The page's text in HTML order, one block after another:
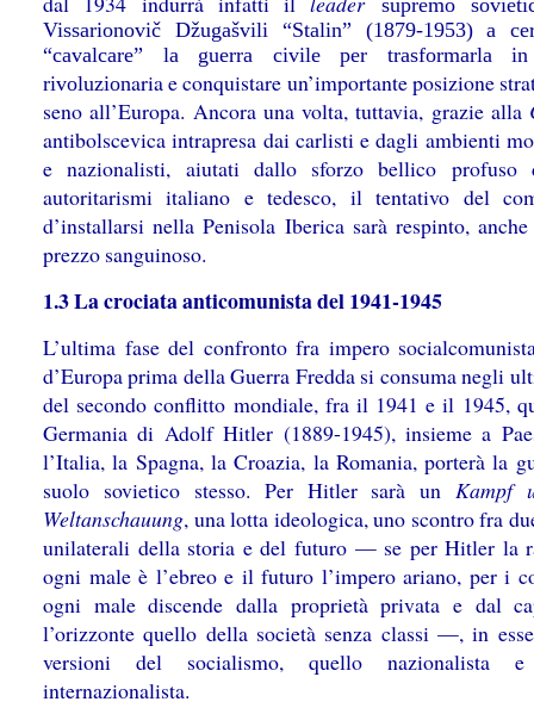
supremo
Vissarionovič Džugašvili “Stalin” (1879-1953) a
“cavalcare” la guerra civile per trasformarla in
rivoluzionaria e conquistare un’importante posizione
seno all’Europa. Ancora una volta, tuttavia, grazie alla
antibolscevica intrapresa dai carlisti e dagli ambienti
e nazionalisti, aiutati dallo sforzo bellico profuso
autoritarismi italiano e tedesco, il tentativo del
d’installarsi nella Penisola Iberica sarà respinto,
prezzo sanguinoso.
1.3 La crociata anticomunista del 1941-1945
L’ultima fase del confronto fra impero
d’Europa prima della Guerra Fredda si consuma negli
del secondo conflitto mondiale, fra il 1941 e il 1945,
Germania di Adolf Hitler (1889-1945), insieme a
l’Italia, la Spagna, la Croazia, la Romania, porterà la
suolo sovietico stesso. Per Hitler sarà unKampf
Weltanschauung, una lotta ideologica, uno scontro fra
unilaterali della storia e del futuro — se per Hitler la
ogni male è l’ebreo e il futuro l’impero ariano, per i
ogni male discende dalla proprietà privata e dal
l’orizzonte quello della società senza classi —, in
versioni del socialismo, quello nazionalista
internazionalista.